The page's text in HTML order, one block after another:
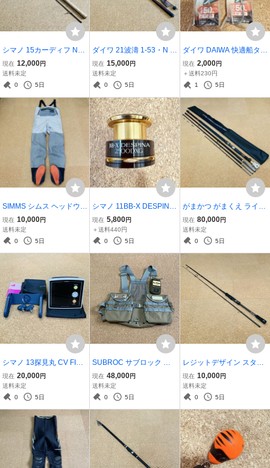
シマノ 15カーディフ NX
S64L No.36352 2ピース
スピニングモデル トラウ
ト
現在 12,000円
送料未定
0
5日
ダイワ 21波濤 1-53・N 磯
竿 フカセ釣り ハトウ 超美
品 クロ メジナ チヌ 黒鯛
現在 15,000円
送料未定
0
5日
ダイワ DAIWA 快適船タチ
ウオテンヤSS ダブル 50
号 紫ゼブラ 未使用品 2点
セット 太刀魚
現在 2,000円
＋送料230円
1
5日
SIMMS シムス ヘッドウォ
ータープロ ストッキング
フットウェーダー JM ゴ
アテックス GORE-TEX 渓
現在 10,000円
送料未定
0
5日
シマノ 11BB-X DESPINA
デスピナ 2500DXG スプ
ール レバーブレーキ 綺麗
現在 5,800円
＋送料440円
0
5日
がまかつ がまくえ ライト
インパルス 30-475 磯釣り
底物 クエ アラ LIGHT IMP
ULSE
現在 80,000円
送料未定
0
5日
シマノ 13探見丸 CV FISH
アキュフィッシュ対応 船
釣り 魚探
現在 20,000円
送料未定
0
5日
SUBROC サブロック ハ
ーネスバッグ 釣り 渓流 オ
カッパリ 綺麗
現在 48,000円
送料未定
0
5日
レジットデザイン スタン
ドアウト SOS 72ML-2 2
ピース スピニングモデル
バスロッド STAND OUT
g” 美品
現在 10,000円
送料未定
0
5日